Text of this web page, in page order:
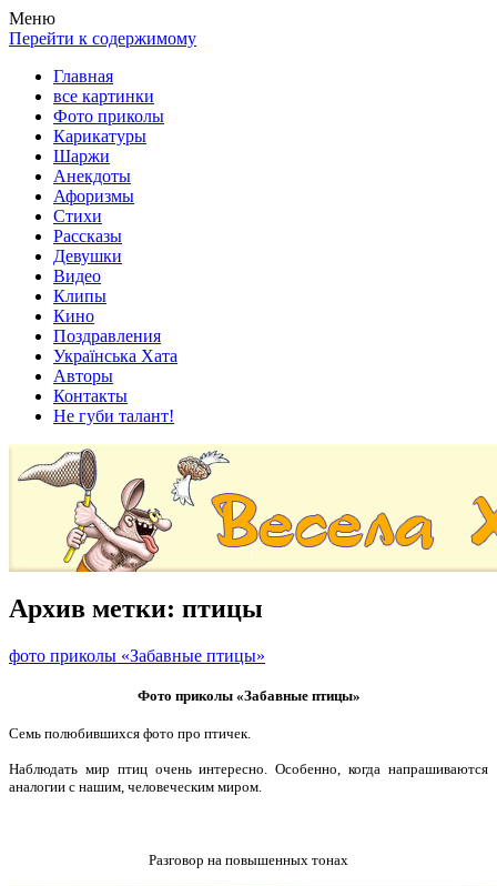
Весела хата — прикольные картинки, смешные истории,
клипы!
Покажем всем ваши фото приколы, карикатуры, шаржи, стихи,
рассказы, видео и песни!
Меню
Перейти к содержимому
Главная
все картинки
Фото приколы
Карикатуры
Шаржи
Анекдоты
Афоризмы
Стихи
Рассказы
Девушки
Видео
Клипы
Кино
Поздравления
Українська Хата
Авторы
Контакты
Не губи талант!
Архив метки: птицы
фото приколы «Забавные птицы»
Фото приколы «Забавные птицы»
Семь полюбившихся фото про птичек.
Наблюдать мир птиц очень интересно. Особенно, когда напрашиваются
аналогии с нашим, человеческим миром.
Разговор на повышенных тонах